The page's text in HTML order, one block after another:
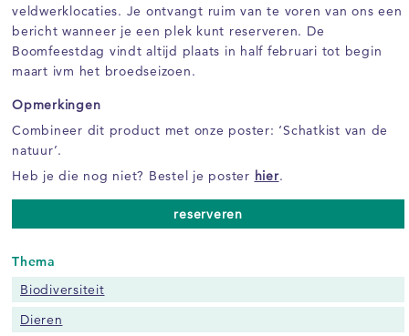
veldwerklocaties. Je ontvangt ruim van te voren van ons een
bericht wanneer je een plek kunt reserveren. De
Boomfeestdag vindt altijd plaats in half februari tot begin
maart ivm het broedseizoen.
Opmerkingen
Combineer dit product met onze poster: ‘Schatkist van de
natuur’.
Heb je die nog niet? Bestel je poster hier.
reserveren
Thema
Biodiversiteit
Dieren